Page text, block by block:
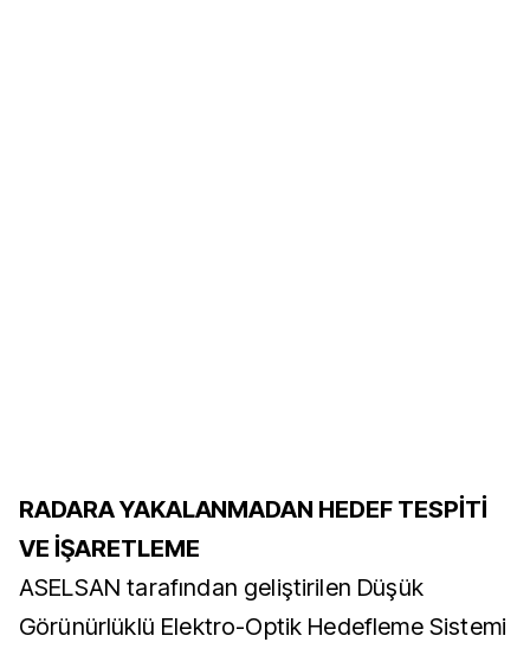
RADARA YAKALANMADAN HEDEF TESPİTİ
VE İŞARETLEME
ASELSAN tarafından geliştirilen Düşük
Görünürlüklü Elektro-Optik Hedefleme Sistemi